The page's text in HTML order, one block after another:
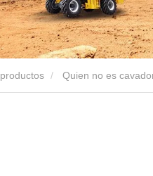
productos Quien no es